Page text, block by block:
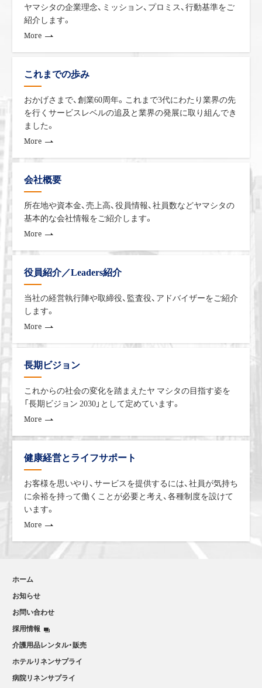
リネンサプライ事業 94.9 96.0 101.2%
Ｍ＆Ａ 10.00 0.5 5.0%
全社
ホームケア事業
福祉用具貸与市場が伸長している中、さらなる成
長を目指し、①人財育成と組織構築、②エリアチ
ーム制による質の高い顧客対応、③商品品質の向
上やセンターの安定稼働／営業所やサービスセ
ンターでの即納体制の確立などのサプライチェ
ーンの強化、④都市部における出店などの各種施
リネンサプライ事業
昨年10月より、日本政府が海外からの個人旅行の
受け入れや査証免除措置の再開等を実施したこ
とを受け、新型コロナウイルス感染症の影響を受
けながらも、都市圏を中心にホテル等一般顧客向
けの稼働が徐々に回復してきました。一方で、燃
料費や資材費等の類を見ない高騰を受け、物流業
務の効率化など、継続的なコスト削減に加えて、
Ｍ＆Ａ
中期目標で掲げている業界NO.1に向けて売上成
長にこだわり、営業活動の強化だけではなく各地
が、小規模の事業譲渡案件の獲得となりました。
ヤマシタの企業理念、ミッション、プロミス、行動基準をご
紹介します。
More
これまでの歩み
おかげさまで、創業60周年。これまで3代にわたり業界の先
を行くサービスレベルの追及と業界の発展に取り組んでき
ました。
More
会社概要
所在地や資本金、売上高、役員情報、社員数などヤマシタの
基本的な会社情報をご紹介します。
More
役員紹介／Leaders紹介
当社の経営執行陣や取締役、監査役、アドバイザーをご紹介
します。
More
長期ビジョン
これからの社会の変化を踏まえたヤ マシタの目指す姿を
「⾧期ビジョン 2030」として定めています。
More
健康経営とライフサポート
お客様を思いやり、サービスを提供するには、社員が気持ち
に余裕を持って働くことが必要と考え、各種制度を設けて
います。
More
ホーム
お知らせ
お問い合わせ
採用情報
介護用品レンタル・販売
ホテルリネンサプライ
病院リネンサプライ